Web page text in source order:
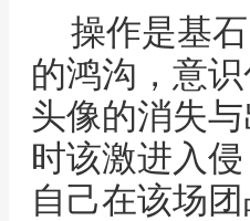
操作是基
的鸿沟，意
头像的消失
时该激进入
自己在该场